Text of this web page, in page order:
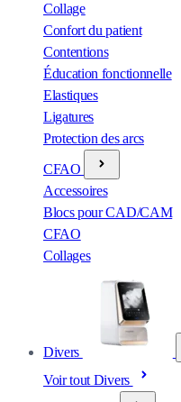
Collage
Confort du patient
Contentions
Éducation fonctionnelle
Elastiques
Ligatures
Protection des arcs
CFAO
Accessoires
Blocs pour CAD/CAM
CFAO
Collages
Divers
Voir tout Divers